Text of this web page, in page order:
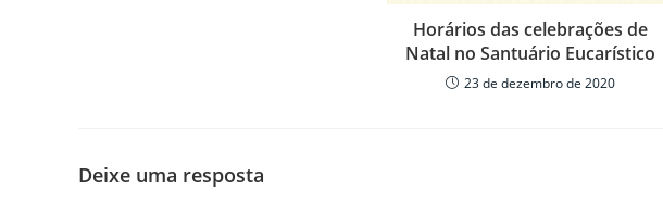
Horários das celebrações de
Natal no Santuário Eucarístico
23 de dezembro de 2020
Deixe uma resposta